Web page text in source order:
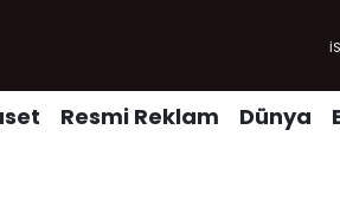
Resmi Reklam Dünya